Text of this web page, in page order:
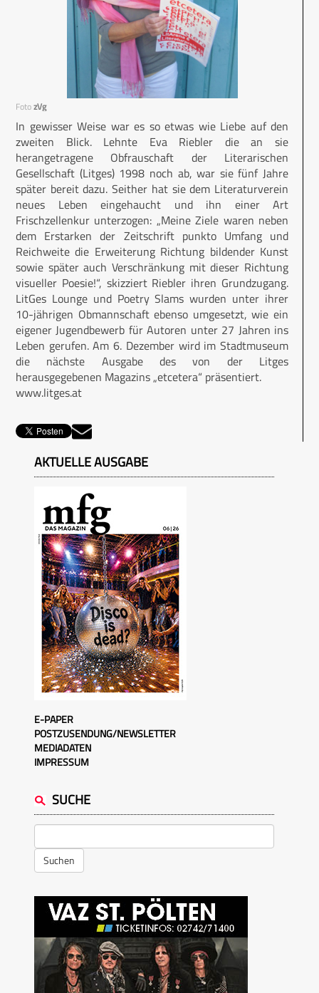
FotozVg
In gewisser Weise war es so etwas wie Liebe auf den
zweiten Blick. Lehnte Eva Riebler die an sie
herangetragene Obfrauschaft der Literarischen
Gesellschaft (Litges) 1998 noch ab, war sie fünf Jahre
später bereit dazu. Seither hat sie dem Literaturverein
neues Leben eingehaucht und ihn einer Art
Frischzellenkur unterzogen: „Meine Ziele waren neben
dem Erstarken der Zeitschrift punkto Umfang und
Reichweite die Erweiterung Richtung bildender Kunst
sowie später auch Verschränkung mit dieser Richtung
visueller Poesie!“, skizziert Riebler ihren Grundzugang.
LitGes Lounge und Poetry Slams wurden unter ihrer
10-jährigen Obmannschaft ebenso umgesetzt, wie ein
eigener Jugendbewerb für Autoren unter 27 Jahren ins
Leben gerufen. Am 6. Dezember wird im Stadtmuseum
die nächste Ausgabe des von der Litges
herausgegebenen Magazins „etcetera“ präsentiert.
www.litges.at
AKTUELLE AUSGABE
E-PAPER
POSTZUSENDUNG/NEWSLETTER
MEDIADATEN
IMPRESSUM
SUCHE
Suchen